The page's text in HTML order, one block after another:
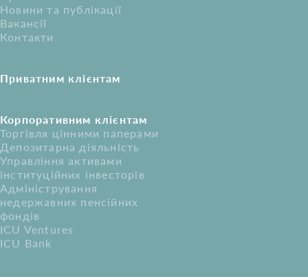
Новини та публікації
Вакансії
Контакти
Приватним клієнтам
Корпоративним клієнтам
Торгівля цінними паперами
Депозитарна діяльність
Управління активами
інституційних інвесторів
Адміністрування
недержавних пенсійних
фондів
ICU Ventures
ICU Bank